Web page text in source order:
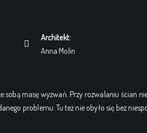
Architekt:
Anna Molin
masę wyzwań. Przy rozwalaniu ścian
problemu. Tu też nie obyło się bez